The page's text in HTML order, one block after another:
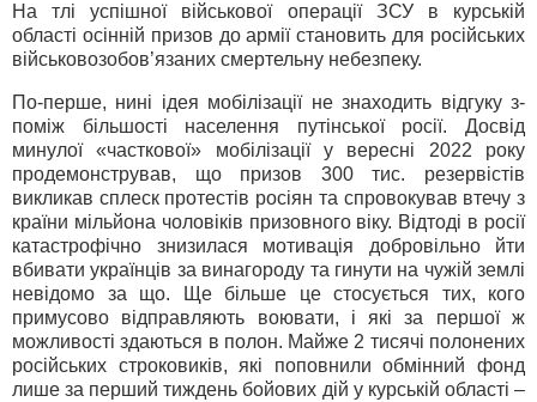
На тлі успішної військової операції ЗСУ в курській
області осінній призов до армії становить для російських
військовозобов’язаних смертельну небезпеку.
По-перше, нині ідея мобілізації не знаходить відгуку з-
поміж більшості населення путінської росії. Досвід
минулої «часткової» мобілізації у вересні 2022 року
продемонстрував, що призов 300 тис. резервістів
викликав сплеск протестів росіян та спровокував втечу з
країни мільйона чоловіків призовного віку. Відтоді в росії
катастрофічно знизилася мотивація добровільно йти
вбивати українців за винагороду та гинути на чужій землі
невідомо за що. Ще більше це стосується тих, кого
примусово відправляють воювати, і які за першої ж
можливості здаються в полон. Майже 2 тисячі полонених
російських строковиків, які поповнили обмінний фонд
лише за перший тиждень бойових дій у курській області –